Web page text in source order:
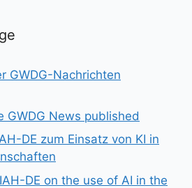
GWDG-Nachrichten
GWDG News published
DE zum Einsatz von KI in
DE on the use of AI in the